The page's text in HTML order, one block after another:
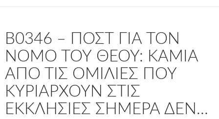
B0346 – ΠΟΣΤ ΓΙΑ ΤΟΝ
ΝΌΜΟ ΤΟΥ ΘΕΟΎ: ΚΑΜΊΑ
ΑΠΌ ΤΙΣ ΟΜΙΛΊΕΣ ΠΟΥ
ΚΥΡΙΑΡΧΟΎΝ ΣΤΙΣ
ΕΚΚΛΗΣΊΕΣ ΣΉΜΕΡΑ ΔΕΝ…